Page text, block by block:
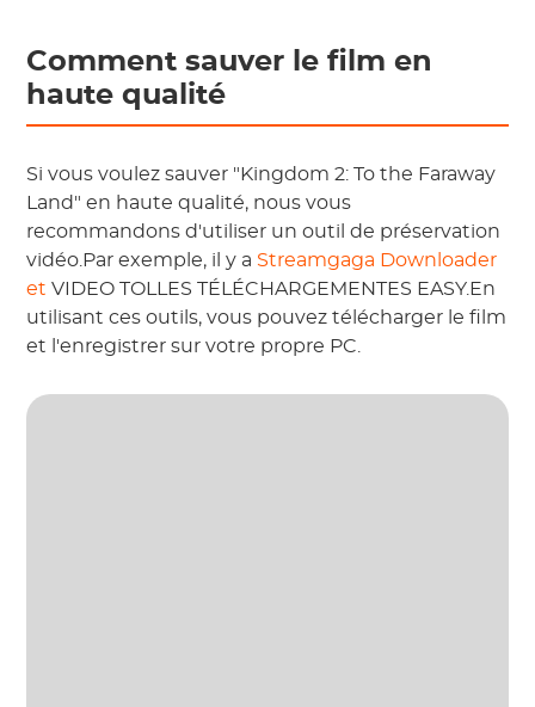
Comment sauver le film en
haute qualité
Si vous voulez sauver "Kingdom 2: To the Faraway
Land" en haute qualité, nous vous
recommandons d'utiliser un outil de préservation
vidéo.Par exemple, il y a Streamgaga Downloader
etVIDEO TOLLES TÉLÉCHARGEMENTES EASY.En
utilisant ces outils, vous pouvez télécharger le film
et l'enregistrer sur votre propre PC.